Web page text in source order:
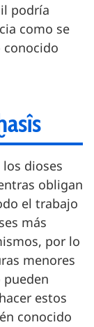
podría
como se
los dioses
obligan
el trabajo
más
por lo
menores
pueden
estos
conocido